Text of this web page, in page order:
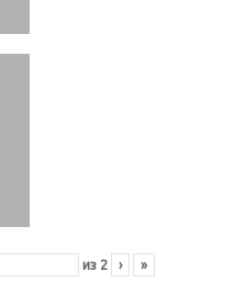
из 2 › »